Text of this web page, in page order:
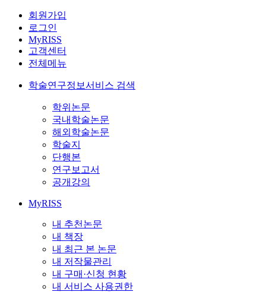
회원가입
로그인
MyRISS
고객센터
전체메뉴
학술연구정보서비스 검색
학위논문
국내학술논문
해외학술논문
학술지
단행본
연구보고서
공개강의
MyRISS
내 추천논문
내 책장
내 최근 본 논문
내 저작물관리
내 구매·신청 현황
내 서비스 사용권한